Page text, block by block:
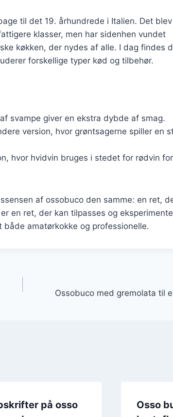
til det 19. århundrede i Italien. Det blev
klasser, men har sidenhen vundet
køkken, der nydes af alle. I dag findes
forskellige typer kød og tilbehør.
svampe giver en ekstra dybde af smag.
version, hvor grøntsagerne spiller en
hvor hvidvin bruges i stedet for rødvin
af ossobuco den samme: en ret,
en ret, der kan tilpasses og
amatørkokke og professionelle.
Ossobuco med gremolata til
på osso
Osso